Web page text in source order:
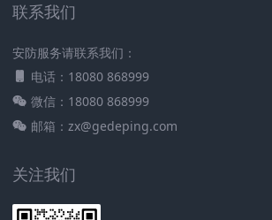
联系我们
安防服务请联系我们：
电话：18080 868999
微信：18080 868999
邮箱：zx@gedeping.com
关注我们